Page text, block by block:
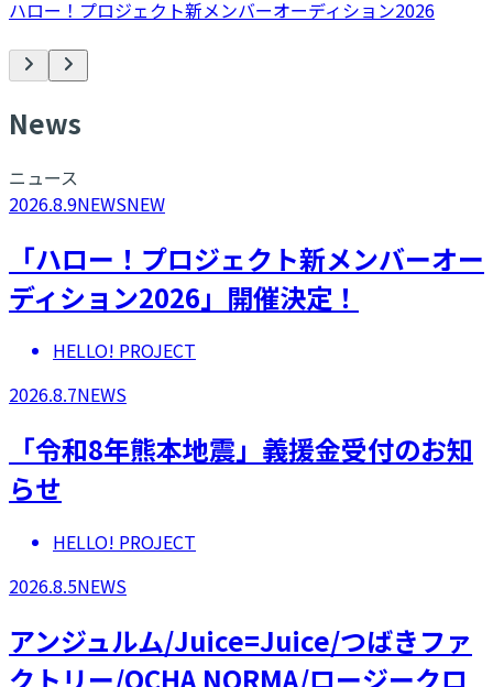
ハロー！プロジェクト新メンバーオーディション2026
News
ニュース
2026.8.9NEWSNEW
「ハロー！プロジェクト新メンバーオー
ディション2026」開催決定！
HELLO! PROJECT
2026.8.7NEWS
「令和8年熊本地震」義援金受付のお知
らせ
HELLO! PROJECT
2026.8.5NEWS
アンジュルム/Juice=Juice/つばきファ
クトリー/OCHA NORMA/ロージークロ